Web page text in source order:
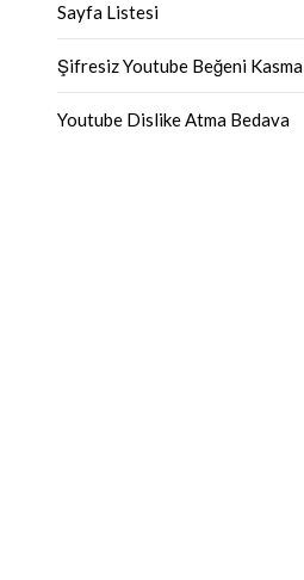
Sayfa Listesi
Şifresiz Youtube Beğeni Kasma
Youtube Dislike Atma Bedava